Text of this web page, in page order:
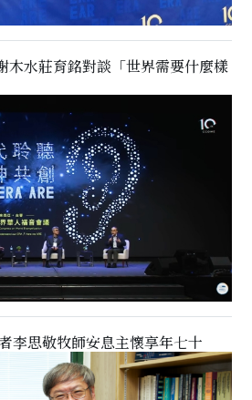
木水莊育銘對談「世界需要什麼樣
李思敬牧師安息主懷享年七十